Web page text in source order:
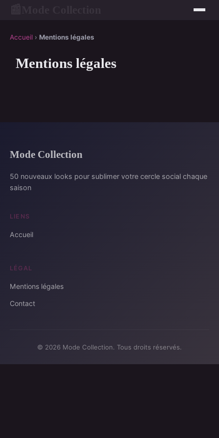
Accueil › Mentions légales
Mentions légales
Mode Collection
50 nouveaux looks pour sublimer votre cercle social chaque
saison
LIENS
Accueil
LÉGAL
Mentions légales
Contact
© 2026 Mode Collection. Tous droits réservés.